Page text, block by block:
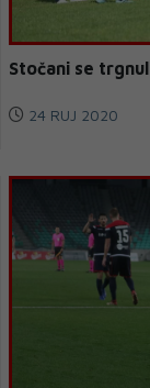
Stočani se
24 RUJ 2020